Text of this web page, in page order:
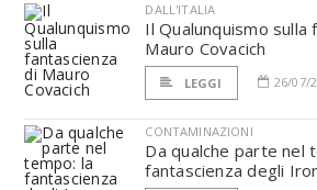
DALL'ITALIA
Il Qualunquismo sulla
Mauro Covacich
LEGGI 26/07/
CONTAMINAZIONI
Da qualche parte nel
fantascienza degli